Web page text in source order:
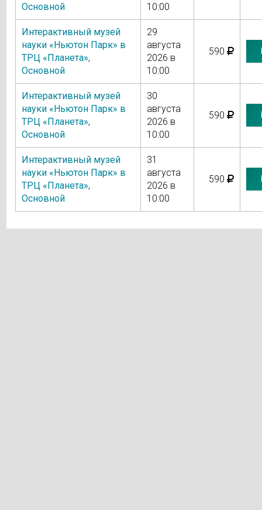
Основной
10:00
Интерактивный музей
науки «Ньютон Парк» в
ТРЦ «Планета»,
Основной
29
августа
2026 в
10:00
590
Интерактивный музей
науки «Ньютон Парк» в
ТРЦ «Планета»,
Основной
30
августа
2026 в
10:00
590
Интерактивный музей
науки «Ньютон Парк» в
ТРЦ «Планета»,
Основной
31
августа
2026 в
10:00
590